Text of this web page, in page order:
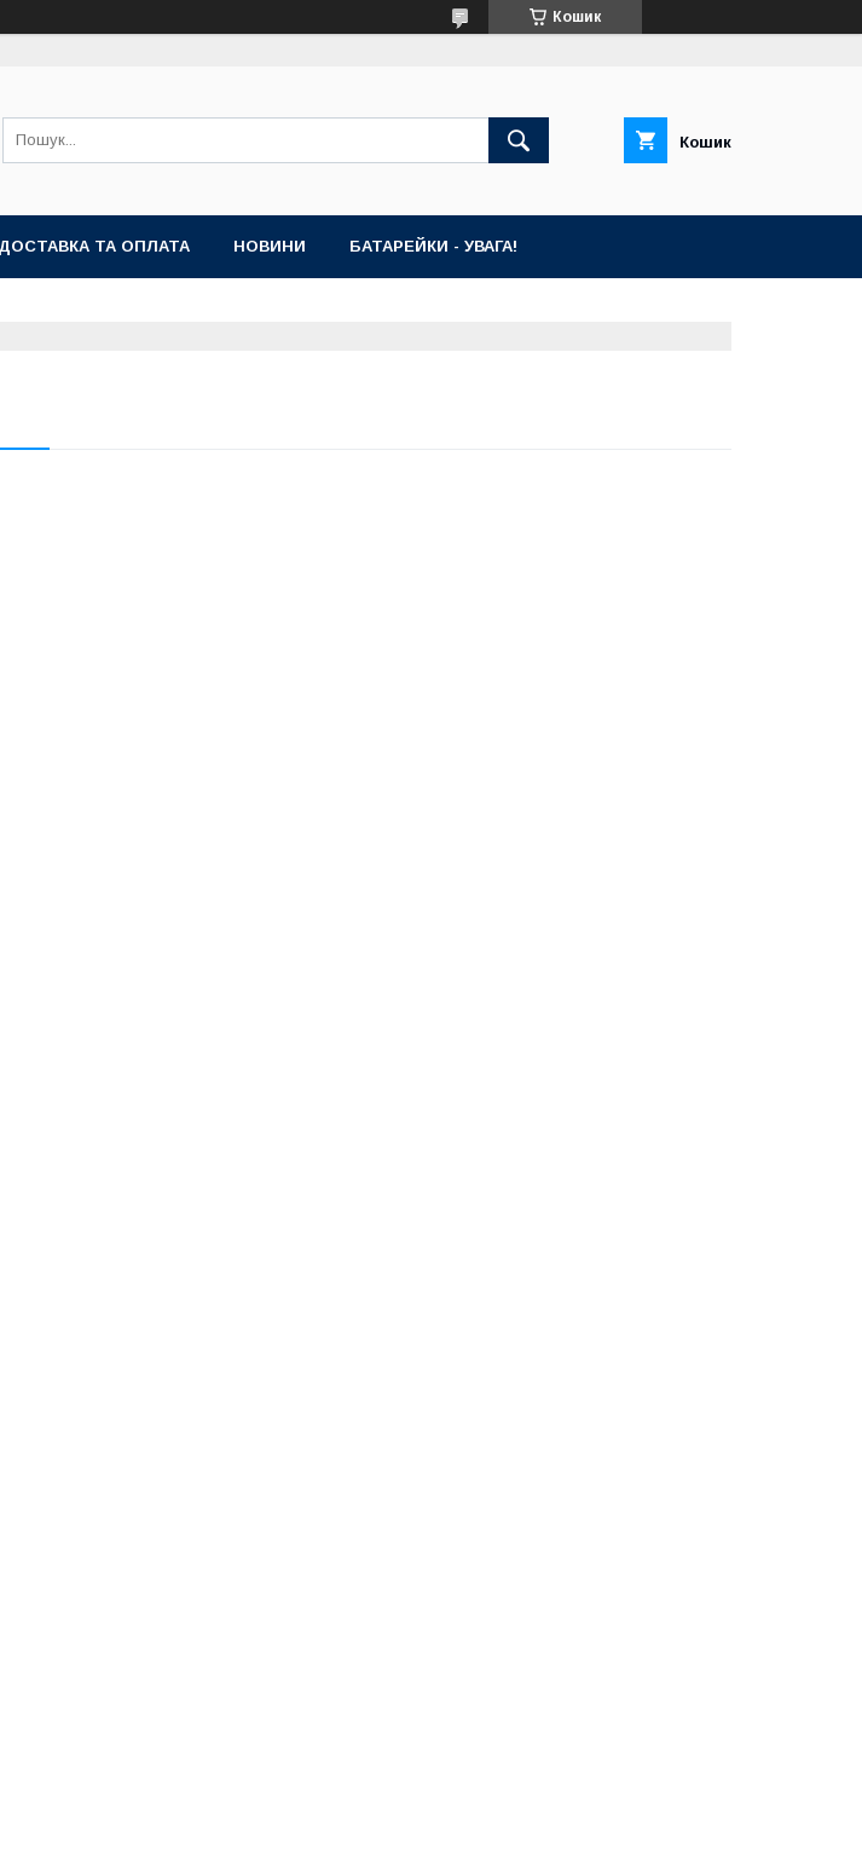
Кошик
Кошик
ДОСТАВКА ТА ОПЛАТА НОВИНИ БАТАРЕЙКИ - УВАГА!